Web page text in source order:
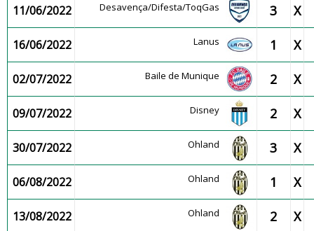
11/06/2022 Desavença/Difesta/ToqGas 3 X
16/06/2022 Lanus 1 X
02/07/2022 Baile de Munique 2 X
09/07/2022 Disney 2 X
30/07/2022 Ohland 3 X
06/08/2022 Ohland 1 X
13/08/2022 Ohland 2 X